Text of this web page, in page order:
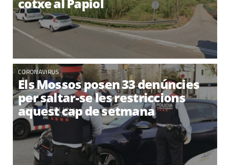
CORONAVIRUS
Els Mossos posen 33 denúncies
per saltar-se les restriccions
aquest cap de setmana